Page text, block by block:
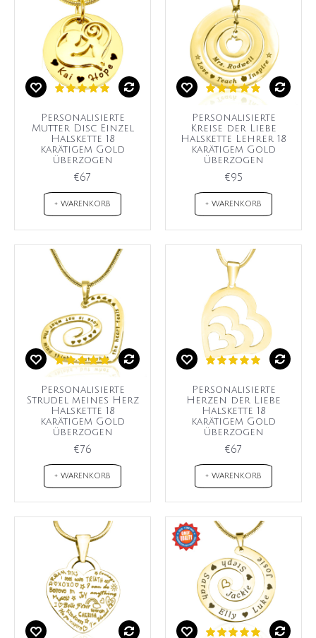
Personalisierte
Mutter Disc Einzel
Halskette 18
karätigem Gold
überzogen
€67
+ WARENKORB
Personalisierte
Kreise der Liebe
Halskette Lehrer 18
karätigem Gold
überzogen
€95
+ WARENKORB
Personalisierte
Strudel meines Herz
Halskette 18
karätigem Gold
überzogen
€76
+ WARENKORB
Personalisierte
Herzen der Liebe
Halskette 18
karätigem Gold
überzogen
€67
+ WARENKORB